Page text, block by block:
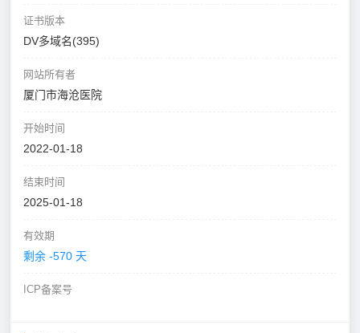
证书版本
DV多域名(395)
网站所有者
厦门市海沧医院
开始时间
2022-01-18
结束时间
2025-01-18
有效期
剩余 -570 天
ICP备案号